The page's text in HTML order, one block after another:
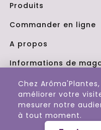
Chez
améliorer votre
mesurer notre
à tout moment.
Produits
Commander en ligne
A propos
Informations de
© 2026